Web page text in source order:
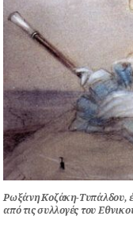
Ρωξάνη Κοζάκη-Τυπάλδου,
από τις συλλογές του